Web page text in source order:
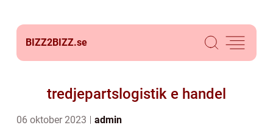
BIZZ2BIZZ.se
tredjepartslogistik e handel
06 oktober 2023 admin